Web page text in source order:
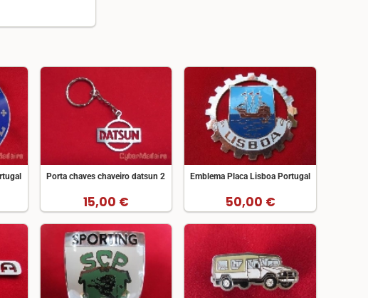
Porta chaves chaveiro datsun 2
15,00 €
Emblema Placa Lisboa Portugal
50,00 €